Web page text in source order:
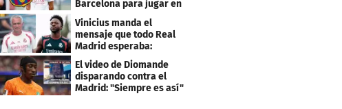
Barcelona para jugar en
el PSG
Vinicius manda el
mensaje que todo Real
Madrid esperaba:
"Mourinho..."
El video de Diomande
disparando contra el
Madrid: "Siempre es así"